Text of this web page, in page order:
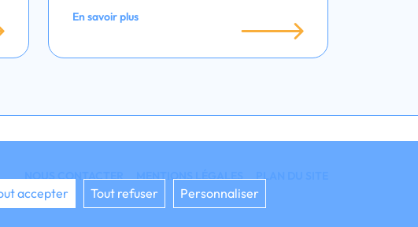
En savoir plus
NOUS CONTACTER MENTIONS LÉGALES PLAN DU SITE
accepter Tout refuser Personnaliser